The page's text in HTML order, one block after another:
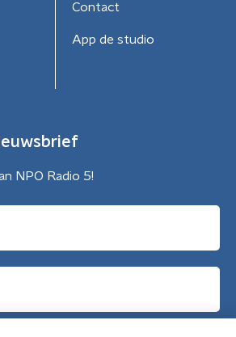
Contact
App de studio
NPO Radio 5!